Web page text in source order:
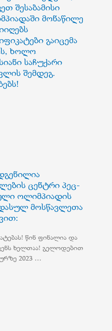
შესაბამისი
მონაწილე
გაიცემა
ხოლო
საჩუქარი
შემდეგ.
ცენტრი პეც-
ოლიმპიადის
მოსწავლეთა
წინ ფინალია და
ხელთაა! გელოდებით
2023 …